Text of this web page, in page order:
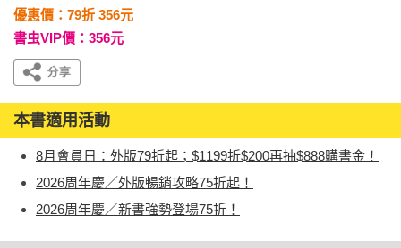
優惠價：79折 356元
書虫VIP價：356元
本書適用活動
8月會員日：外版79折起；$1199折$200再抽$888購書金！
2026周年慶／外版暢銷攻略75折起！
2026周年慶／新書強勢登場75折！